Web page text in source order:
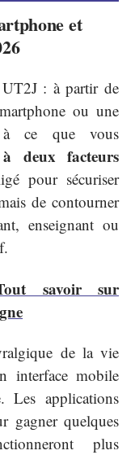
et
: à partir de
ou une
à ce que vous
deux facteurs
pour sécuriser
de contourner
enseignant ou
savoir sur
de la vie
interface mobile
Les applications
gagner quelques
plus